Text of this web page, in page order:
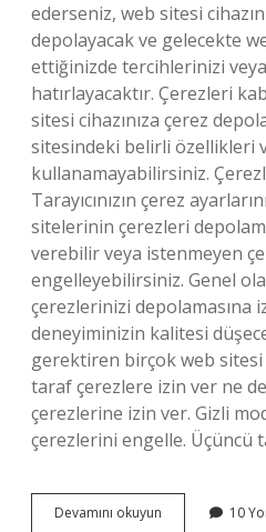
ederseniz, web sitesi
depolayacak ve gelecekte
ettiğinizde tercihlerinizi
hatırlayacaktır. Çerezleri
sitesi cihazınıza çerez
sitesindeki belirli özellikleri
kullanamayabilirsiniz.
Tarayıcınızın çerez
sitelerinin çerezleri
verebilir veya istenmeyen
engelleyebilirsiniz. Genel
çerezlerinizi depolamasına
deneyiminizin kalitesi
gerektiren birçok web sitesi
taraf çerezlere izin ver ne
çerezlerine izin ver. Gizli
çerezlerini engelle. Üçüncü
Devamını okuyun Çerezlere 10